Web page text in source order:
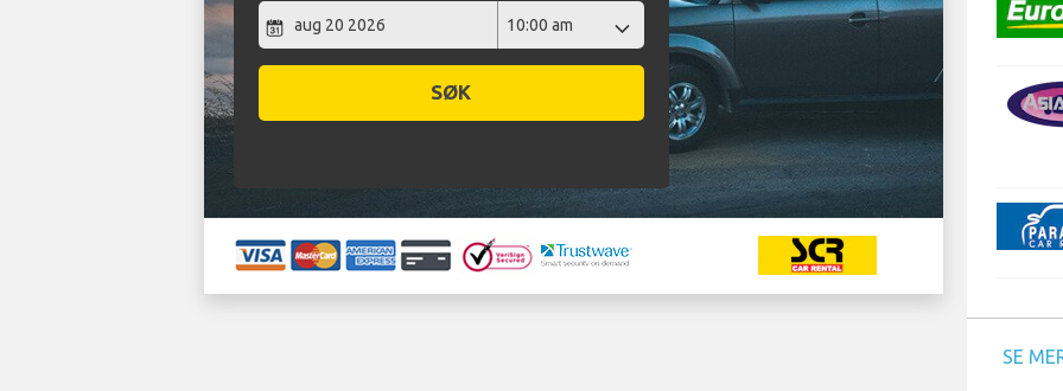
SØK
SE